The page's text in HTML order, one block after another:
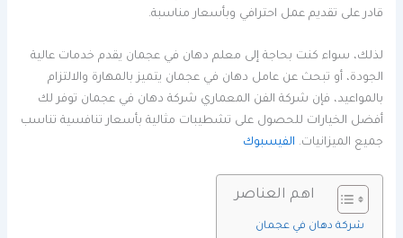
قادر على تقديم عمل احترافي وبأسعار مناسبة.
لذلك، سواء كنت بحاجة إلى معلم دهان في عجمان يقدم خدمات عالية
الجودة، أو تبحث عن عامل دهان في عجمان يتميز بالمهارة والالتزام
بالمواعيد، فإن شركة الفن المعماري شركة دهان في عجمان توفر لك
أفضل الخيارات للحصول على تشطيبات مثالية بأسعار تنافسية تناسب
جميع الميزانيات. الفيسبوك
اهم العناصر
شركة دهان في عجمان